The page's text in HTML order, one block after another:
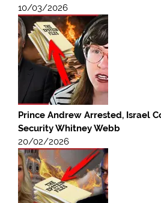
10/03/2026
Prince Andrew Arrested, Israel
Security Whitney Webb
20/02/2026